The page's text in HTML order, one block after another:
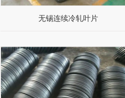
无锡连续冷轧叶片